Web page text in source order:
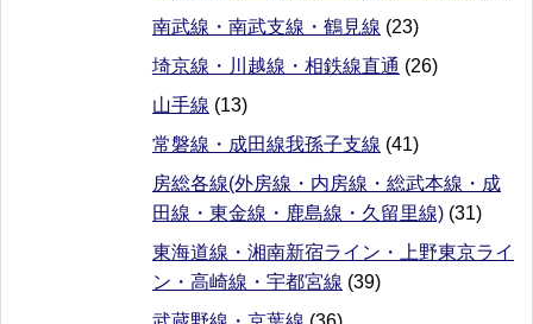
南武線・南武支線・鶴見線 (23)
埼京線・川越線・相鉄線直通 (26)
山手線 (13)
常磐線・成田線我孫子支線 (41)
房総各線(外房線・内房線・総武本線・成
田線・東金線・鹿島線・久留里線) (31)
東海道線・湘南新宿ライン・上野東京ライ
ン・高崎線・宇都宮線 (39)